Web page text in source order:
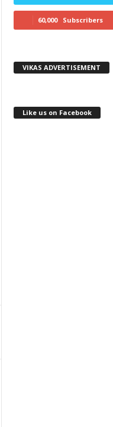
60,000 Subscribers
VIKAS ADVERTISEMENT
Like us on Facebook